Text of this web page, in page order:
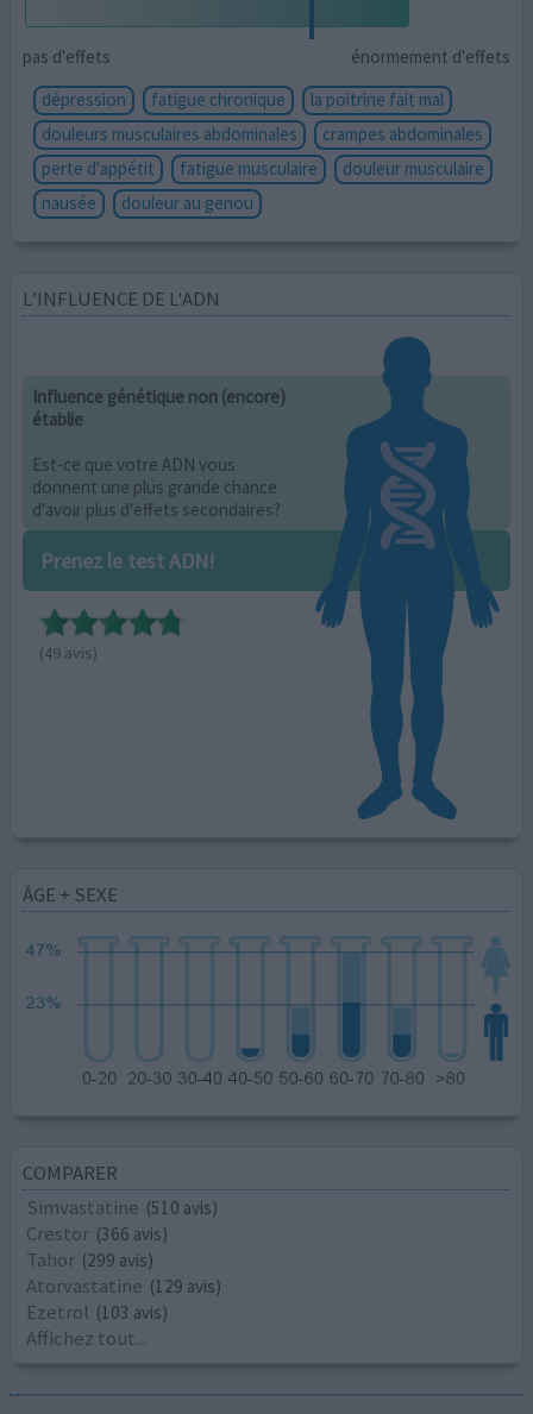
pas d'effets
énormement d'effets
dépression
fatigue chronique
la poitrine fait mal
douleurs musculaires abdominales
crampes abdominales
perte d'appétit
fatigue musculaire
douleur musculaire
nausée
douleur au genou
L’INFLUENCE DE L'ADN
Influence génétique non (encore)
établie
Est-ce que votre ADN vous
donnent une plus grande chance
d'avoir plus d'effets secondaires?
Prenez le test ADN!
(49 avis)
ÂGE + SEXE
COMPARER
Simvastatine (510 avis)
Crestor (366 avis)
Tahor (299 avis)
Atorvastatine (129 avis)
Ezetrol (103 avis)
Affichez tout...